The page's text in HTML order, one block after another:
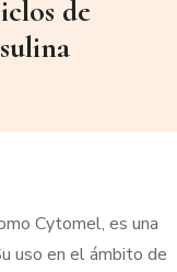
de
Cytomel, es una
uso en el ámbito de